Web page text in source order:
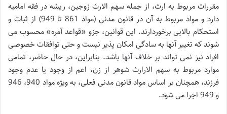
مقررات مربوط به ارث، از جمله سهم الارث زوجین، ریشه در فقه امامیه
دارد و مواد مربوط به آن در قانون مدنی (مواد 861 تا 949) از ثبات و
استحکام بالایی برخوردارند. این قوانین، جزو «قواعد آمره» محسوب می
شوند که تغییر آنها به سادگی امکان پذیر نیست و حتی توافقات خصوصی
افراد نیز نمی تواند بر خلاف آنها باشد. بنابراین، در حال حاضر، تمامی
موارد مربوط به سهم الارارث شوهر از زن، اعم از وجود یا عدم وجود
فرزند، همچنان بر اساس مواد قانون مدنی فعلی، به ویژه مواد 940، 946
و 949 اجرا می شود.